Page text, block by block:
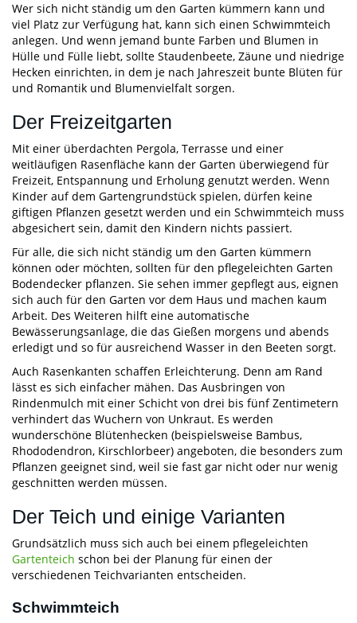
Wer sich nicht ständig um den Garten kümmern kann und
viel Platz zur Verfügung hat, kann sich einen Schwimmteich
anlegen. Und wenn jemand bunte Farben und Blumen in
Hülle und Fülle liebt, sollte Staudenbeete, Zäune und niedrige
Hecken einrichten, in dem je nach Jahreszeit bunte Blüten für
und Romantik und Blumenvielfalt sorgen.
Der Freizeitgarten
Mit einer überdachten Pergola, Terrasse und einer
weitläufigen Rasenfläche kann der Garten überwiegend für
Freizeit, Entspannung und Erholung genutzt werden. Wenn
Kinder auf dem Gartengrundstück spielen, dürfen keine
giftigen Pflanzen gesetzt werden und ein Schwimmteich muss
abgesichert sein, damit den Kindern nichts passiert.
Für alle, die sich nicht ständig um den Garten kümmern
können oder möchten, sollten für den pflegeleichten Garten
Bodendecker pflanzen. Sie sehen immer gepflegt aus, eignen
sich auch für den Garten vor dem Haus und machen kaum
Arbeit. Des Weiteren hilft eine automatische
Bewässerungsanlage, die das Gießen morgens und abends
erledigt und so für ausreichend Wasser in den Beeten sorgt.
Auch Rasenkanten schaffen Erleichterung. Denn am Rand
lässt es sich einfacher mähen. Das Ausbringen von
Rindenmulch mit einer Schicht von drei bis fünf Zentimetern
verhindert das Wuchern von Unkraut. Es werden
wunderschöne Blütenhecken (beispielsweise Bambus,
Rhododendron, Kirschlorbeer) angeboten, die besonders zum
Pflanzen geeignet sind, weil sie fast gar nicht oder nur wenig
geschnitten werden müssen.
Der Teich und einige Varianten
Grundsätzlich muss sich auch bei einem pflegeleichten
Gartenteich schon bei der Planung für einen der
verschiedenen Teichvarianten entscheiden.
Schwimmteich